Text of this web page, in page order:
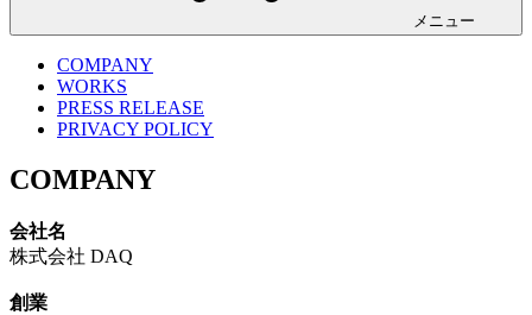
メニュー
COMPANY
WORKS
PRESS RELEASE
PRIVACY POLICY
COMPANY
会社名
株式会社 DAQ
創業